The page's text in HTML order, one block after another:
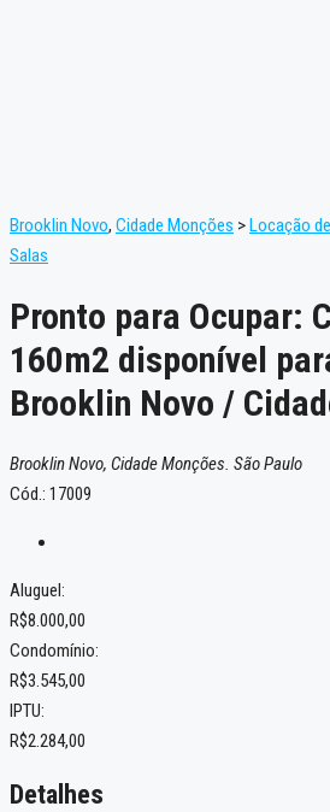
Brooklin Novo, Cidade Monções >Locação
Salas
Pronto para Ocupar:
160m2 disponível
Brooklin Novo /
Brooklin Novo, Cidade Monções. São Paulo
Cód.: 17009
Aluguel:
R$8.000,00
Condomínio:
R$3.545,00
IPTU:
R$2.284,00
Detalhes